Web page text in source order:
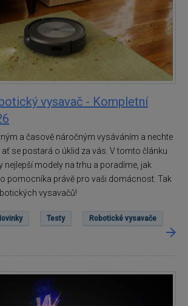
vysavač - Kompletní
a časově náročným vysáváním a nechte
se postará o úklid za vás. V tomto článku
nejlepší modely na trhu a poradíme, jak
pomocníka právě pro vaši domácnost. Tak
vysavačů!
Testy Robotické vysavače